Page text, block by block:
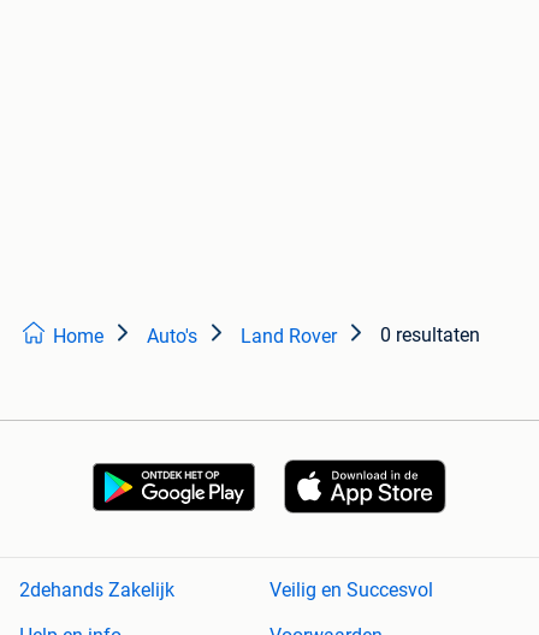
Home Auto's Land Rover 0 resultaten
2dehands Zakelijk
Veilig en Succesvol